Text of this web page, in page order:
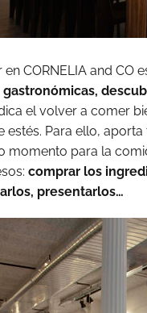
en CORNELIA and CO
gastronómicas,
el volver a comer
estés. Para ello,
momento para la
comprar los
presentarlos…